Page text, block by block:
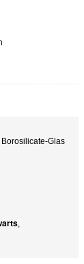
Glas
,